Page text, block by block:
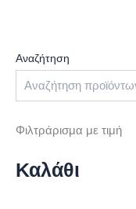
Αναζήτηση
Φιλτράρισμα με τιμή
Καλάθι